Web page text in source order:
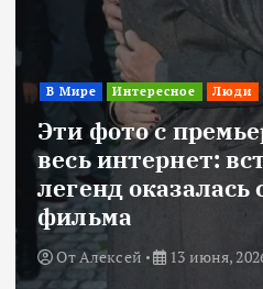
В Мире Интересное Люди
Эти фото с
весь интернет:
легенд оказалась
фильма
ОтАлексей 13 июня,